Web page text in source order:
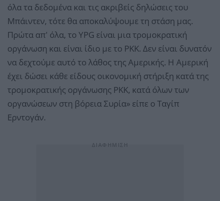
όλα τα δεδομένα και τις ακριβείς δηλώσεις του
Μπάιντεν, τότε θα αποκαλύψουμε τη στάση μας.
Πρώτα απ' όλα, το YPG είναι μια τρομοκρατική
οργάνωση και είναι ίδιο με το PKK. Δεν είναι δυνατόν
να δεχτούμε αυτό το λάθος της Αμερικής. Η Αμερική
έχει δώσει κάθε είδους οικονομική στήριξη κατά της
τρομοκρατικής οργάνωσης PKK, κατά όλων των
οργανώσεων στη βόρεια Συρία» είπε ο Ταγίπ
Ερντογάν.